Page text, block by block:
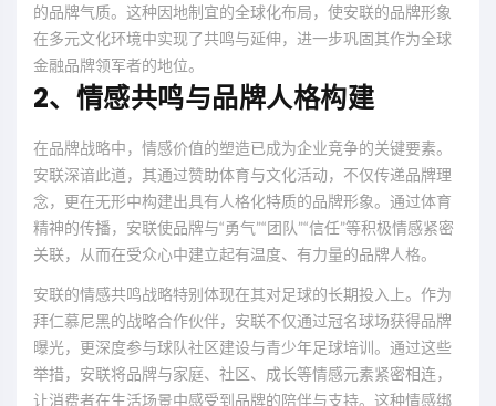
的品牌气质。这种因地制宜的全球化布局，使安联的品牌形象
在多元文化环境中实现了共鸣与延伸，进一步巩固其作为全球
金融品牌领军者的地位。
2、情感共鸣与品牌人格构建
在品牌战略中，情感价值的塑造已成为企业竞争的关键要素。
安联深谙此道，其通过赞助体育与文化活动，不仅传递品牌理
念，更在无形中构建出具有人格化特质的品牌形象。通过体育
精神的传播，安联使品牌与“勇气”“团队”“信任”等积极情感紧密
关联，从而在受众心中建立起有温度、有力量的品牌人格。
安联的情感共鸣战略特别体现在其对足球的长期投入上。作为
拜仁慕尼黑的战略合作伙伴，安联不仅通过冠名球场获得品牌
曝光，更深度参与球队社区建设与青少年足球培训。通过这些
举措，安联将品牌与家庭、社区、成长等情感元素紧密相连，
让消费者在生活场景中感受到品牌的陪伴与支持。这种情感绑